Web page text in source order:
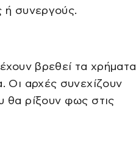
ή συνεργούς.
βρεθεί τα χρήματα
Οι αρχές συνεχίζουν
θα ρίξουν φως στις